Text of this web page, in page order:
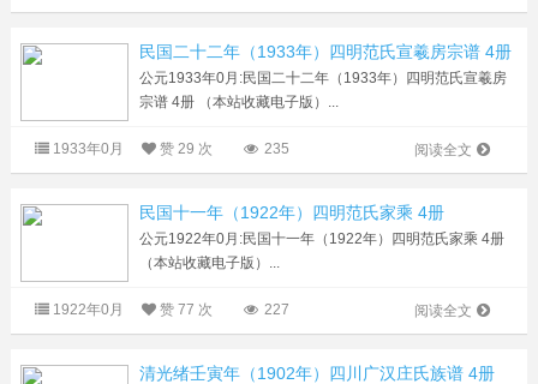
民国二十二年（1933年）四明范氏宣羲房宗谱 4册
公元1933年0月:民国二十二年（1933年）四明范氏宣羲房
宗谱 4册 （本站收藏电子版）...
阅读全文
1933年0月 赞29 次 235
民国十一年（1922年）四明范氏家乘 4册
公元1922年0月:民国十一年（1922年）四明范氏家乘 4册
（本站收藏电子版）...
阅读全文
1922年0月 赞77 次 227
清光绪壬寅年（1902年）四川广汉庄氏族谱 4册